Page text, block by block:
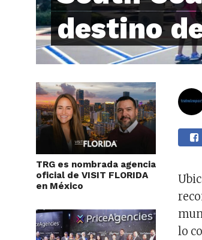
destino
TRG es nombrada agencia
oficial de VISIT FLORIDA
en México
lo